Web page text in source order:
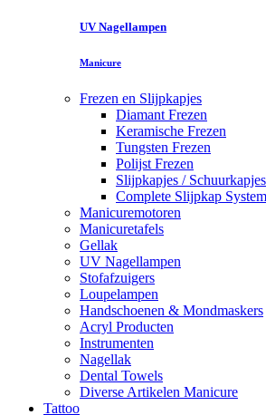
UV Nagellampen
Manicure
Frezen en Slijpkapjes
Diamant Frezen
Keramische Frezen
Tungsten Frezen
Polijst Frezen
Slijpkapjes / Schuurkapjes
Complete Slijpkap
Manicuremotoren
Manicuretafels
Gellak
UV Nagellampen
Stofafzuigers
Loupelampen
Handschoenen & Mondmaskers
Acryl Producten
Instrumenten
Nagellak
Dental Towels
Diverse Artikelen Manicure
Tattoo